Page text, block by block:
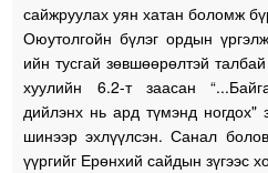
сайжруулах уян хатан боломж
Оюутолгойн бүлэг ордын
ийн тусгай зөвшөөрөлтэй
хуулийн 6.2-т заасан
дийлэнх нь ард түмэнд ногдох"
шинээр эхлүүлсэн. Санал
үүргийг Ерөнхий сайдын зүгээс